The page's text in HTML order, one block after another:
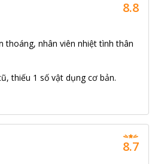
thoáng, nhân viên nhiệt tình thân
thiếu 1 số vật dụng cơ bản.
8.8
8.7